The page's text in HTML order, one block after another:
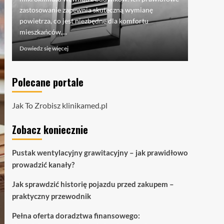
zastosowanie zapewnia skuteczną wymianę
powietrza, co jest niezbędne dla komfortu
mieszkańców,...
Dowiedz się więcejDowiedz
Pustak
grawitacyjny
prawidłowo
kanały?
Polecane portale
Jak To Zrobisz klinikamed.pl
Zobacz koniecznie
Pustak wentylacyjny grawitacyjny – jak prawidłowo
prowadzić kanały?
Jak sprawdzić historię pojazdu przed zakupem –
praktyczny przewodnik
Pełna oferta doradztwa finansowego: